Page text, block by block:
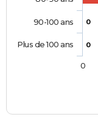
0
0
90-100 ans
Plus de 100 ans
0